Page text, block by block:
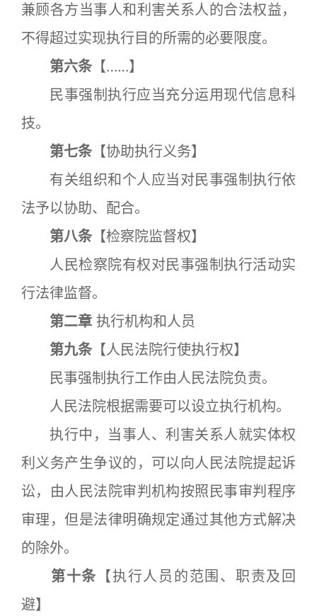
兼顾各方当事人和利害关系人的合法权益，
不得超过实现执行目的所需的必要限度。
第六条 【……】
民事强制执行应当充分运用现代信息科
技。
第七条 【协助执行义务】
有关组织和个人应当对民事强制执行依
法予以协助、配合。
第八条 【检察院监督权】
人民检察院有权对民事强制执行活动实
行法律监督。
第二章 执行机构和人员
第九条 【人民法院行使执行权】
民事强制执行工作由人民法院负责。
人民法院根据需要可以设立执行机构。
执行中，当事人、利害关系人就实体权
利义务产生争议的，可以向人民法院提起诉
讼，由人民法院审判机构按照民事审判程序
审理，但是法律明确规定通过其他方式解决
的除外。
第十条 【执行人员的范围、职责及回
避】